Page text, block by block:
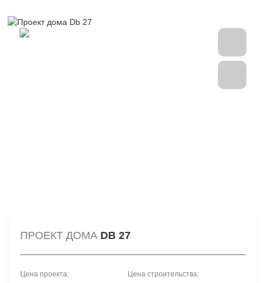
ПРОЕКТ ДОМА DB 27
Цена проекта:
Цена строительства: